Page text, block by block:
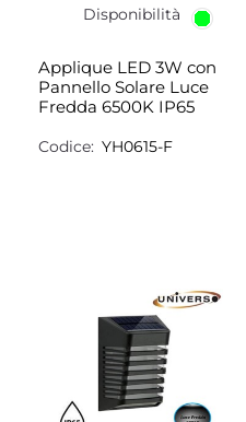
Disponibilità
Applique LED 3W con
Pannello Solare Luce
Fredda 6500K IP65
Codice: YH0615-F